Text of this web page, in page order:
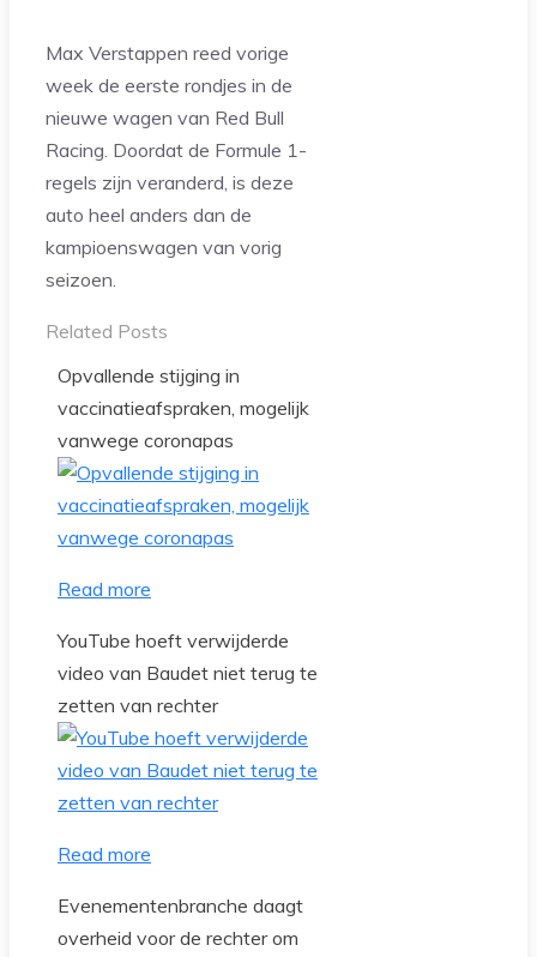
Max Verstappen reed vorige
week de eerste rondjes in de
nieuwe wagen van Red Bull
Racing. Doordat de Formule 1-
regels zijn veranderd, is deze
auto heel anders dan de
kampioenswagen van vorig
seizoen.
Related Posts
Opvallende stijging in
vaccinatieafspraken, mogelijk
vanwege coronapas
Read more
YouTube hoeft verwijderde
video van Baudet niet terug te
zetten van rechter
Read more
Evenementenbranche daagt
overheid voor de rechter om